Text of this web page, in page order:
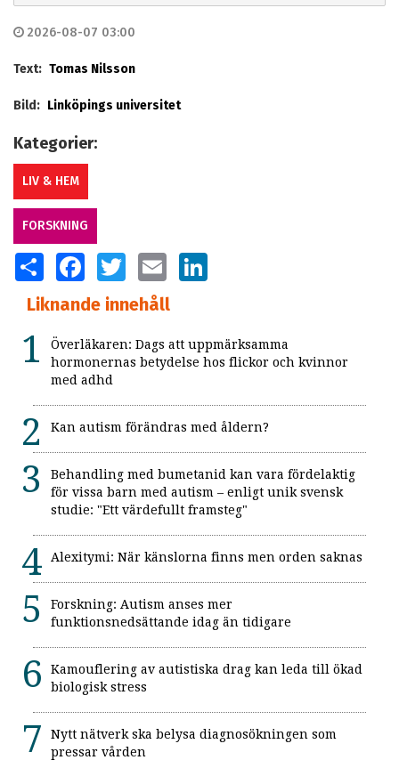
2026-08-07 03:00
Text: Tomas Nilsson
Bild: Linköpings universitet
Kategorier:
LIV & HEM
FORSKNING
SHARE FACEBOOKTWITTER EMAIL
Liknande innehåll
Överläkaren: Dags att uppmärksamma
hormonernas betydelse hos flickor och kvinnor
med adhd
Kan autism förändras med åldern?
Behandling med bumetanid kan vara fördelaktig
för vissa barn med autism – enligt unik svensk
studie: "Ett värdefullt framsteg"
Alexitymi: När känslorna finns men orden saknas
Forskning: Autism anses mer
funktionsnedsättande idag än tidigare
Kamouflering av autistiska drag kan leda till ökad
biologisk stress
Nytt nätverk ska belysa diagnosökningen som
pressar vården